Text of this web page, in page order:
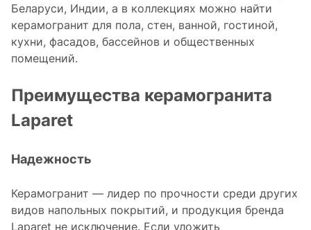
Беларуси, Индии, а в коллекциях можно найти
керамогранит для пола, стен, ванной, гостиной,
кухни, фасадов, бассейнов и общественных
помещений.
Преимущества керамогранита
Laparet
Надежность
Керамогранит — лидер по прочности среди других
видов напольных покрытий, и продукция бренда
Laparet не исключение. Если уложить